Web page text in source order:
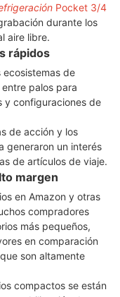
Pocket 3/4
durante los
aire libre.
rápidos
de
palos para
y configuraciones de
de acción y los
generaron un interés
de artículos de viaje.
margen
en Amazon y otras
compradores
más pequeños,
en comparación
son altamente
compactos se están